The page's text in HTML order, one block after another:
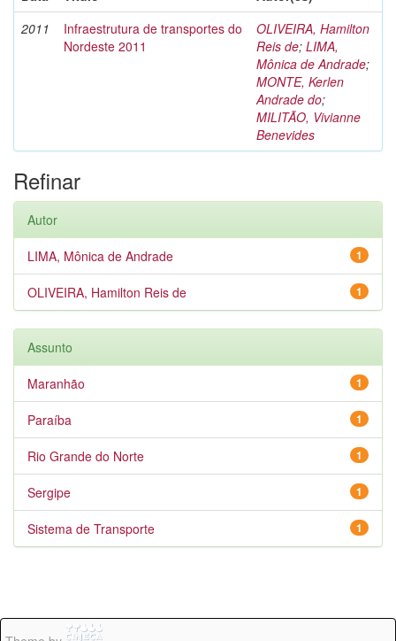
2011
Infraestrutura de transportes do
Nordeste 2011
OLIVEIRA, Hamilton
Reis de; LIMA,
Mônica de Andrade;
MONTE, Kerlen
Andrade do;
MILITÃO, Vivianne
Benevides
Refinar
Autor
1
LIMA, Mônica de Andrade
1
OLIVEIRA, Hamilton Reis de
Assunto
1
Maranhão
1
Paraíba
1
Rio Grande do Norte
1
Sergipe
1
Sistema de Transporte